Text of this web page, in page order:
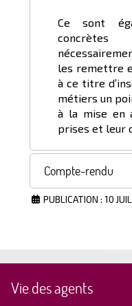
Ce sont
les remettre
à ce titre
métiers un
à la mise en
prises et leur
Compte-rendu
PUBLICATION : 10
Vie des agents